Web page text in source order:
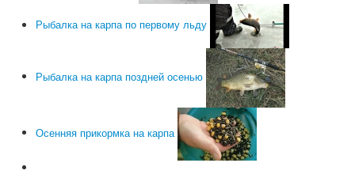
Рыбалка на карпа по первому льду
Рыбалка на карпа поздней осенью
Осенняя прикормка на карпа